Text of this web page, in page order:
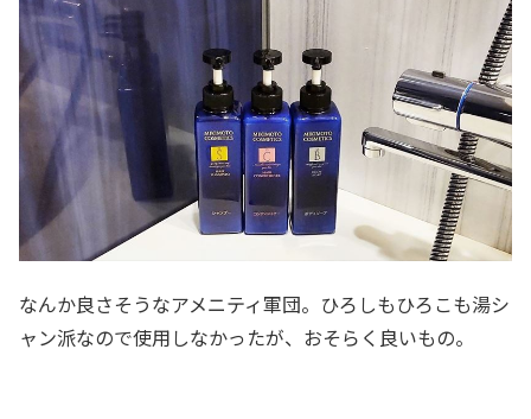
なんか良さそうなアメニティ軍団。ひろしもひろこも湯シ
ャン派なので使用しなかったが、おそらく良いもの。